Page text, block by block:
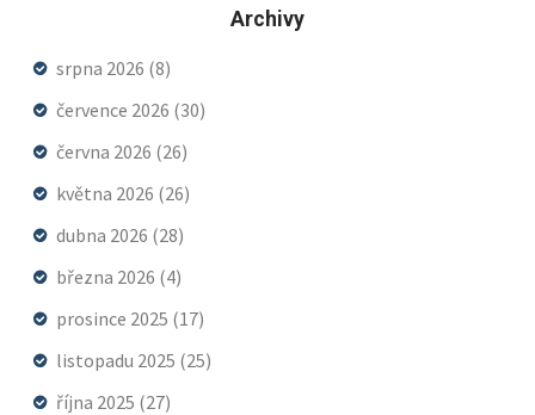
Archivy
srpna 2026 (8)
července 2026 (30)
června 2026 (26)
května 2026 (26)
dubna 2026 (28)
března 2026 (4)
prosince 2025 (17)
listopadu 2025 (25)
října 2025 (27)